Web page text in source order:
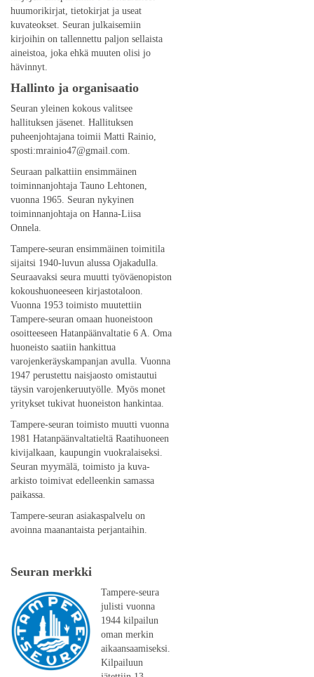
huumorikirjat, tietokirjat ja useat
kuvateokset. Seuran julkaisemiin
kirjoihin on tallennettu paljon sellaista
aineistoa, joka ehkä muuten olisi jo
hävinnyt.
Hallinto ja organisaatio
Seuran yleinen kokous valitsee
hallituksen jäsenet. Hallituksen
puheenjohtajana toimii Matti Rainio,
sposti:mrainio47@gmail.com.
Seuraan palkattiin ensimmäinen
toiminnanjohtaja Tauno Lehtonen,
vuonna 1965. Seuran nykyinen
toiminnanjohtaja on Hanna-Liisa
Onnela.
Tampere-seuran ensimmäinen toimitila
sijaitsi 1940-luvun alussa Ojakadulla.
Seuraavaksi seura muutti työväenopiston
kokoushuoneeseen kirjastotaloon.
Vuonna 1953 toimisto muutettiin
Tampere-seuran omaan huoneistoon
osoitteeseen Hatanpäänvaltatie 6 A. Oma
huoneisto saatiin hankittua
varojenkeräyskampanjan avulla. Vuonna
1947 perustettu naisjaosto omistautui
täysin varojenkeruutyölle. Myös monet
yritykset tukivat huoneiston hankintaa.
Tampere-seuran toimisto muutti vuonna
1981 Hatanpäänvaltatieltä Raatihuoneen
kivijalkaan, kaupungin vuokralaiseksi.
Seuran myymälä, toimisto ja kuva-
arkisto toimivat edelleenkin samassa
paikassa.
Tampere-seuran asiakaspalvelu on
avoinna maanantaista perjantaihin.
Seuran merkki
Tampere-seura
julisti vuonna
1944 kilpailun
oman merkin
aikaansaamiseksi.
Kilpailuun